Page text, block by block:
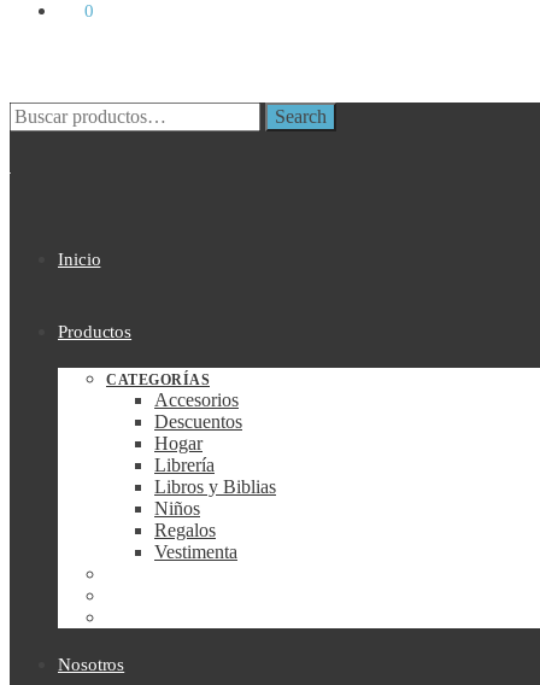
0
Search
for:
Search
Inicio
Productos
CATEGORÍAS
Accesorios
Descuentos
Hogar
Librería
Libros y Biblias
Niños
Regalos
Vestimenta
Nosotros